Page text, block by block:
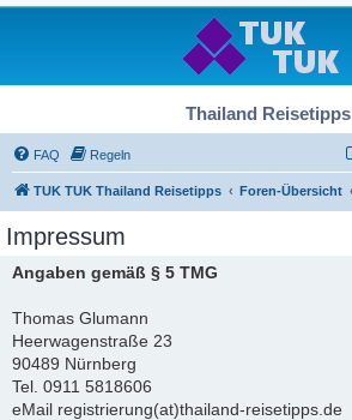
Thailand Reisetipps
FAQ Regeln
TUK TUK Thailand Reisetipps Foren-Übersicht
Impressum
Angaben gemäß § 5 TMG
Thomas Glumann
Heerwagenstraße 23
90489 Nürnberg
Tel. 0911 5818606
eMail registrierung(at)thailand-reisetipps.de